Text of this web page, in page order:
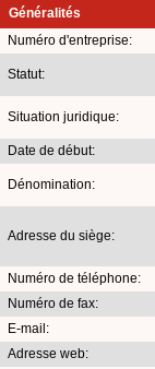
Généralités
Numéro d'entreprise:
Statut:
Situation juridique:
Date de début:
Dénomination:
Adresse du siège:
Numéro de téléphone:
Numéro de fax:
E-mail:
Adresse web: